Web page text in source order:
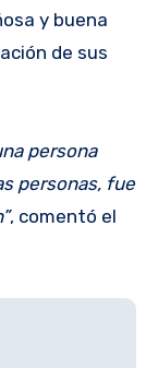
y buena
de sus
persona
personas, fue
, comentó el